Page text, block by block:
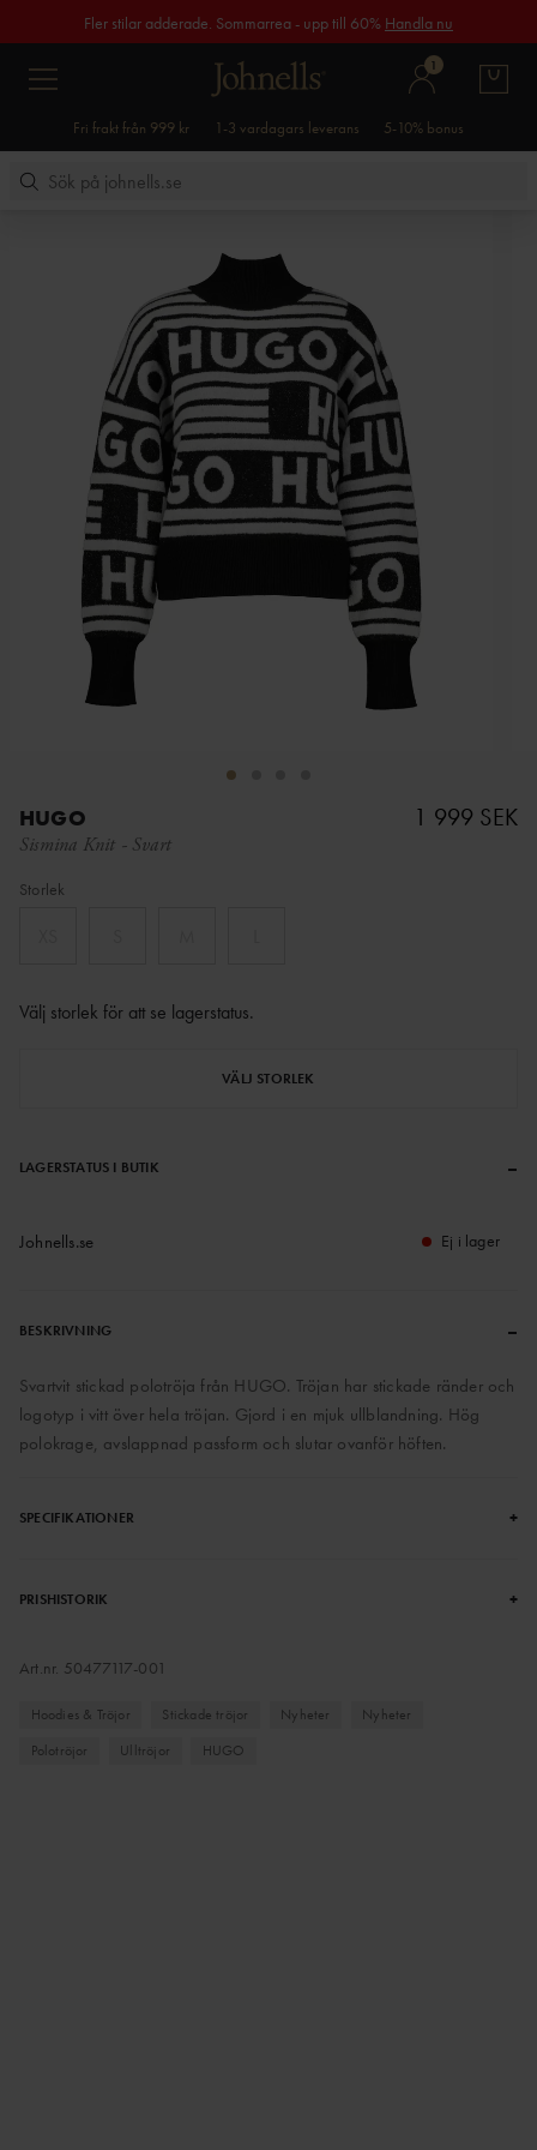
Fler stilar adderade. Sommarrea - upp till 60% Handla nu
1
Fri frakt från 999 kr 1-3 vardagars leverans 5-10% bonus
HUGO
Sismina Knit - Svart
1 999 SEK
Storlek
Välj storlek för att se lagerstatus.
VÄLJ STORLEK
LAGERSTATUS I BUTIK –
Johnells.se Ej i lager
BESKRIVNING –
Svartvit stickad polotröja från HUGO. Tröjan har stickade ränder och
logotyp i vitt över hela tröjan. Gjord i en mjuk ullblandning. Hög
polokrage, avslappnad passform och slutar ovanför höften.
SPECIFIKATIONER +
PRISHISTORIK +
Art.nr. 50477117-001
Hoodies & Tröjor Stickade tröjor Nyheter
Nyheter
Polotröjor
Ulltröjor HUGO